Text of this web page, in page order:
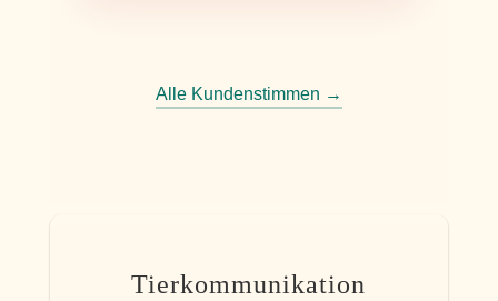
Alle Kundenstimmen →
Tierkommunikation